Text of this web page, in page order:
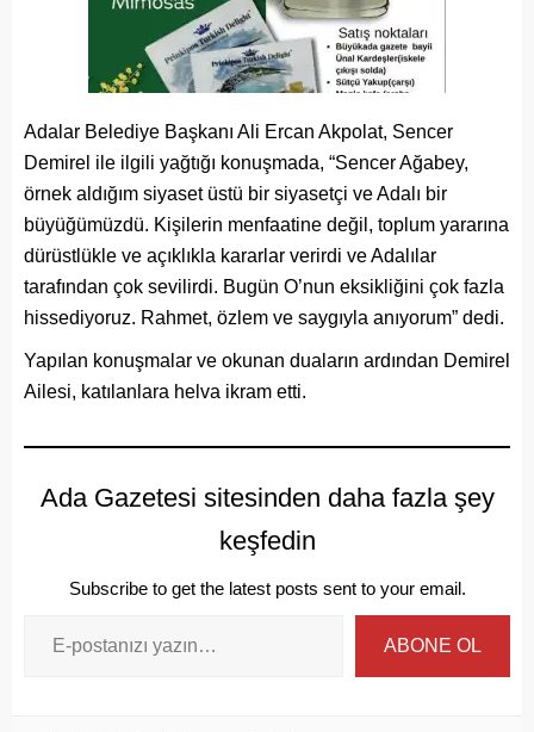
Adalar Belediye Başkanı Ali Ercan Akpolat, Sencer
Demirel ile ilgili yağtığı konuşmada, “Sencer Ağabey,
örnek aldığım siyaset üstü bir siyasetçi ve Adalı bir
büyüğümüzdü. Kişilerin menfaatine değil, toplum yararına
dürüstlükle ve açıklıkla kararlar verirdi ve Adalılar
tarafından çok sevilirdi. Bugün O’nun eksikliğini çok fazla
hissediyoruz. Rahmet, özlem ve saygıyla anıyorum” dedi.
Yapılan konuşmalar ve okunan duaların ardından Demirel
Ailesi, katılanlara helva ikram etti.
Ada Gazetesi sitesinden daha fazla şey
keşfedin
Subscribe to get the latest posts sent to your email.
ABONE OL